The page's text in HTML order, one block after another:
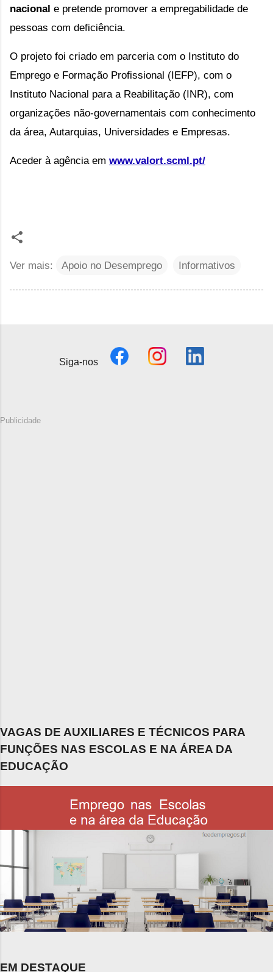
nacional e pretende promover a empregabilidade de
pessoas com deficiência.
O projeto foi criado em parceria com o Instituto do
Emprego e Formação Profissional (IEFP), com o
Instituto Nacional para a Reabilitação (INR), com
organizações não-governamentais com conhecimento
da área, Autarquias, Universidades e Empresas.
Aceder à agência em www.valort.scml.pt/
Ver mais: Apoio no Desemprego Informativos
Siga-nos
Publicidade
VAGAS DE AUXILIARES E TÉCNICOS PARA
FUNÇÕES NAS ESCOLAS E NA ÁREA DA
EDUCAÇÃO
EM DESTAQUE